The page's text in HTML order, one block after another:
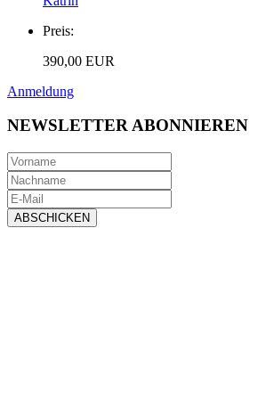
Preis:
390,00 EUR
Anmeldung
NEWSLETTER ABONNIEREN
ABSCHICKEN